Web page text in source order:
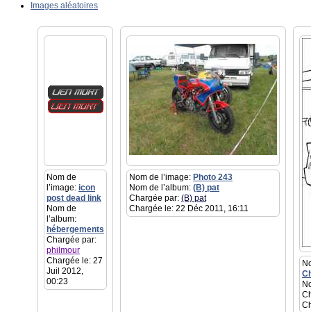
Images aléatoires
Nom de
l’image: icon
post dead link
Nom de
l’album:
hébergements
Chargée par:
philmour
Chargée le: 27
Juil 2012,
00:23
Nom de l’image: Photo 243
Nom de l’album: (B) pat
Chargée par: (B) pat
Chargée le: 22 Déc 2011, 16:11